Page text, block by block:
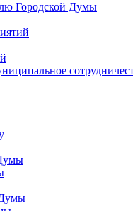
Городской Думы